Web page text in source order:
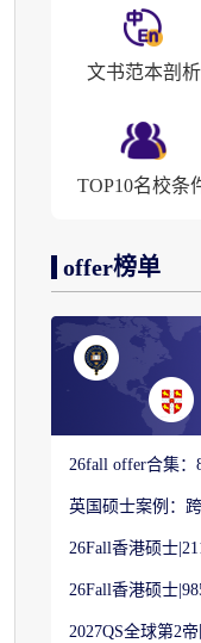
文书范本剖析
TOP10名校条
offer榜单
26fall offer合集：
英国硕士案例：
26Fall香港硕士
26Fall香港硕士
2027QS全球第2